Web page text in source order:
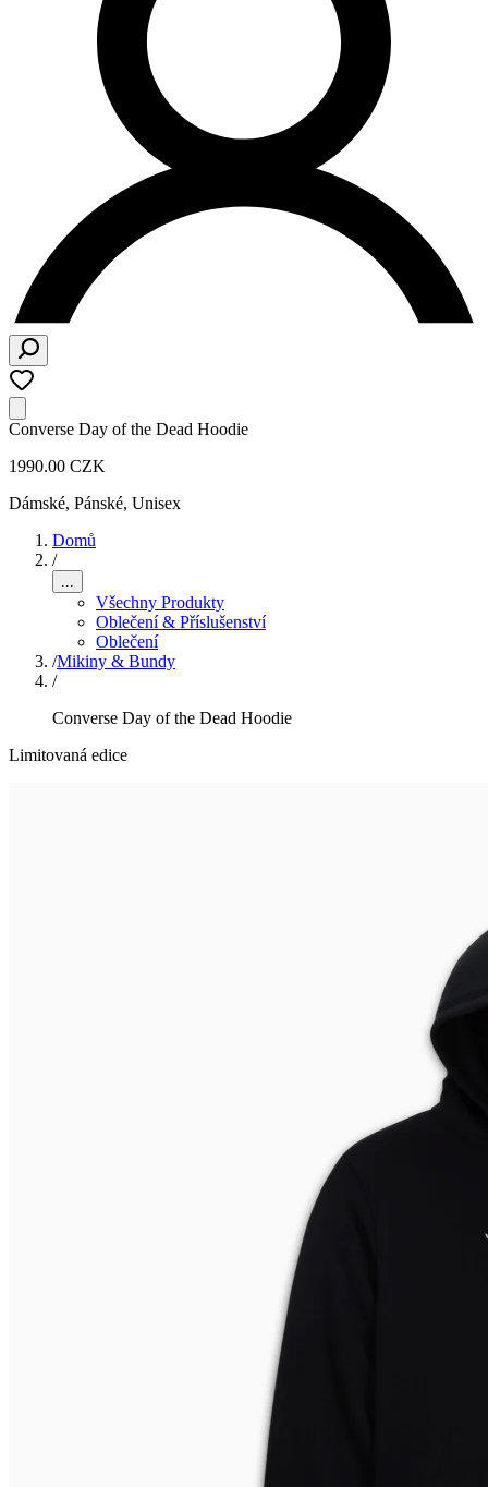
Converse Day of the Dead Hoodie
1990.00 CZK
Dámské, Pánské, Unisex
Domů
/
...
Všechny Produkty
Oblečení & Příslušenství
Oblečení
/Mikiny & Bundy
/
Converse Day of the Dead Hoodie
Limitovaná edice